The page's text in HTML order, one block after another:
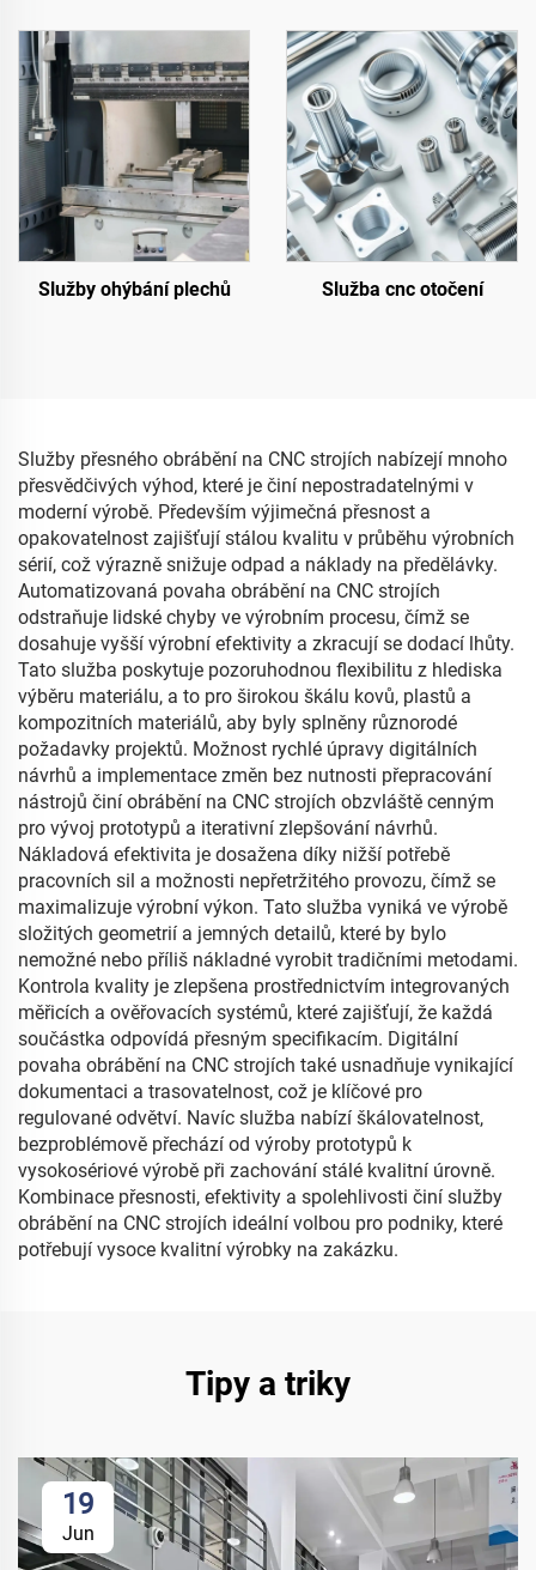
Služby ohýbání plechů Služba cnc otočení
Služby přesného obrábění na CNC strojích nabízejí mnoho
přesvědčivých výhod, které je činí nepostradatelnými v
moderní výrobě. Především výjimečná přesnost a
opakovatelnost zajišťují stálou kvalitu v průběhu výrobních
sérií, což výrazně snižuje odpad a náklady na předělávky.
Automatizovaná povaha obrábění na CNC strojích
odstraňuje lidské chyby ve výrobním procesu, čímž se
dosahuje vyšší výrobní efektivity a zkracují se dodací lhůty.
Tato služba poskytuje pozoruhodnou flexibilitu z hlediska
výběru materiálu, a to pro širokou škálu kovů, plastů a
kompozitních materiálů, aby byly splněny různorodé
požadavky projektů. Možnost rychlé úpravy digitálních
návrhů a implementace změn bez nutnosti přepracování
nástrojů činí obrábění na CNC strojích obzvláště cenným
pro vývoj prototypů a iterativní zlepšování návrhů.
Nákladová efektivita je dosažena díky nižší potřebě
pracovních sil a možnosti nepřetržitého provozu, čímž se
maximalizuje výrobní výkon. Tato služba vyniká ve výrobě
složitých geometrií a jemných detailů, které by bylo
nemožné nebo příliš nákladné vyrobit tradičními metodami.
Kontrola kvality je zlepšena prostřednictvím integrovaných
měřicích a ověřovacích systémů, které zajišťují, že každá
součástka odpovídá přesným specifikacím. Digitální
povaha obrábění na CNC strojích také usnadňuje vynikající
dokumentaci a trasovatelnost, což je klíčové pro
regulované odvětví. Navíc služba nabízí škálovatelnost,
bezproblémově přechází od výroby prototypů k
vysokosériové výrobě při zachování stálé kvalitní úrovně.
Kombinace přesnosti, efektivity a spolehlivosti činí služby
obrábění na CNC strojích ideální volbou pro podniky, které
potřebují vysoce kvalitní výrobky na zakázku.
Tipy a triky
19
Jun